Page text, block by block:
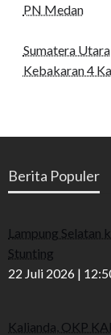
PN Medan
Sumatera
Kebakaran 4
Berita Populer
Lampung Selatan
Stunting
22 Juli 2026 |
Kalianda, OKP